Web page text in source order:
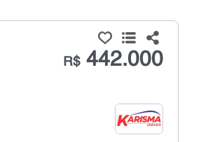
R$442.000